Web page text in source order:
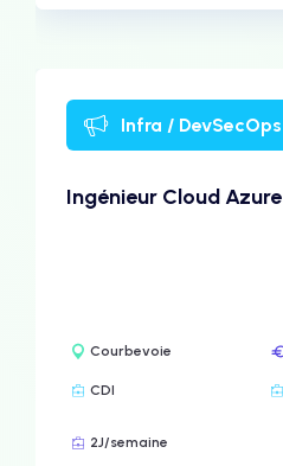
Infra / DevSecOps
Ingénieur Cloud Azure
Courbevoie
CDI
2J/semaine